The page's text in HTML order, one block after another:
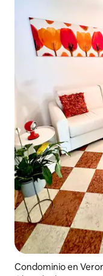
Condominio en